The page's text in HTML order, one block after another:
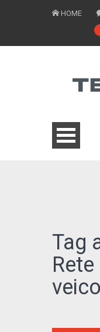
HOME
Tag